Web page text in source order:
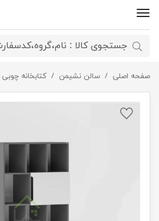
صفحه اصلی سالن نشیمن کتابخانه چوبی کتابخانه مینیمال